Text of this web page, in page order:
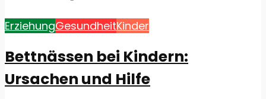
ErziehungGesundheitKinder
Bettnässen bei Kindern:
Ursachen und Hilfe